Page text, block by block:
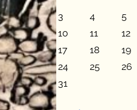
3
4 5
10
11 12
17
18 19
24
25 26
31